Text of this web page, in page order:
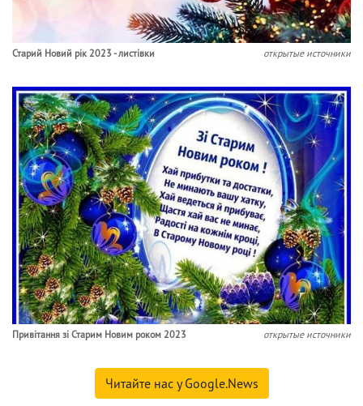
Старий Новий рік 2023 - листівки открытые источники
Привітання зі Старим Новим роком 2023 открытые источники
Читайте нас у Google.News